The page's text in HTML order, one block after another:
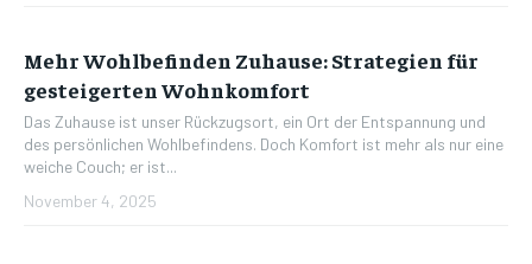
Mehr Wohlbefinden Zuhause: Strategien für
gesteigerten Wohnkomfort
Das Zuhause ist unser Rückzugsort, ein Ort der Entspannung und
des persönlichen Wohlbefindens. Doch Komfort ist mehr als nur eine
weiche Couch; er ist...
November 4, 2025